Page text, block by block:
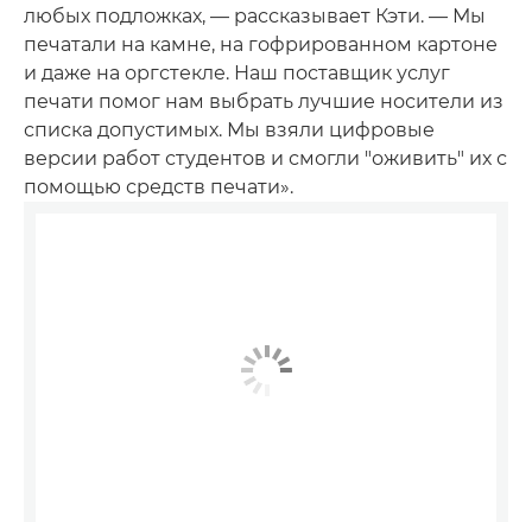
любых подложках, — рассказывает Кэти. — Мы
печатали на камне, на гофрированном картоне
и даже на оргстекле. Наш поставщик услуг
печати помог нам выбрать лучшие носители из
списка допустимых. Мы взяли цифровые
версии работ студентов и смогли "оживить" их с
помощью средств печати».